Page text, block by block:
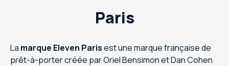
Paris
La marque Eleven Parisest une marque française de
prêt-à-porter créée par Oriel Bensimon et Dan Cohen